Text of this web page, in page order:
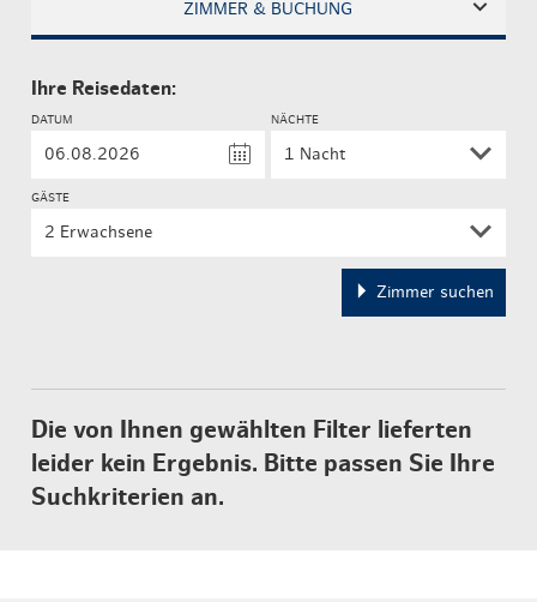
ZIMMER & BUCHUNG
Ihre Reisedaten:
DATUM NÄCHTE
GÄSTE
2 Erwachsene
Zimmer suchen
Die von Ihnen gewählten Filter lieferten
leider kein Ergebnis. Bitte passen Sie Ihre
Suchkriterien an.